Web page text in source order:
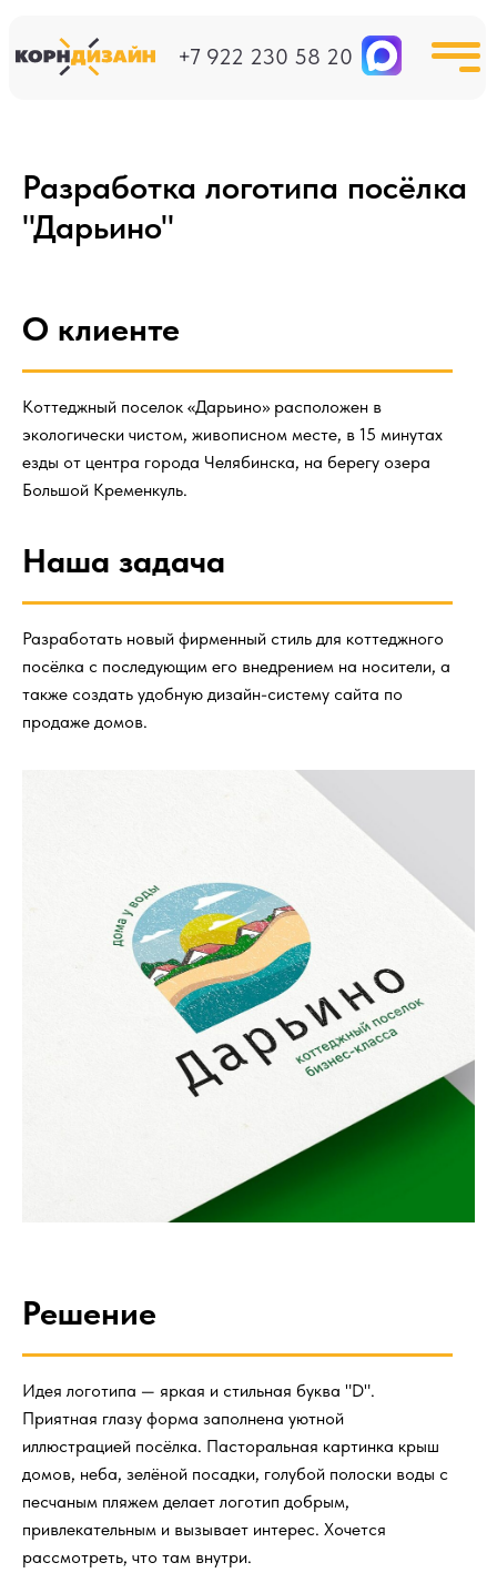
Разработка логотипа посёлка
"Дарьино"
О клиенте
Коттеджный поселок «Дарьино» расположен в
экологически чистом, живописном месте, в 15 минутах
езды от центра города Челябинска, на берегу озера
Большой Кременкуль.
Наша задача
Разработать новый фирменный стиль для коттеджного
посёлка с последующим его внедрением на носители, а
также создать удобную дизайн-систему сайта по
продаже домов.
Решение
Идея логотипа — яркая и стильная буква "D".
Приятная глазу форма заполнена уютной
иллюстрацией посёлка. Пасторальная картинка крыш
домов, неба, зелёной посадки, голубой полоски воды с
песчаным пляжем делает логотип добрым,
привлекательным и вызывает интерес. Хочется
рассмотреть, что там внутри.